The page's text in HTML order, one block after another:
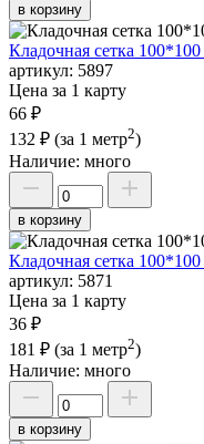
в корзину
Кладочная сетка
артикул: 5897
Цена за 1 карту
66 ₽
132 ₽ (за 1 метр2)
Наличие: много
в корзину
Кладочная сетка
артикул: 5871
Цена за 1 карту
36 ₽
181 ₽ (за 1 метр2)
Наличие: много
в корзину